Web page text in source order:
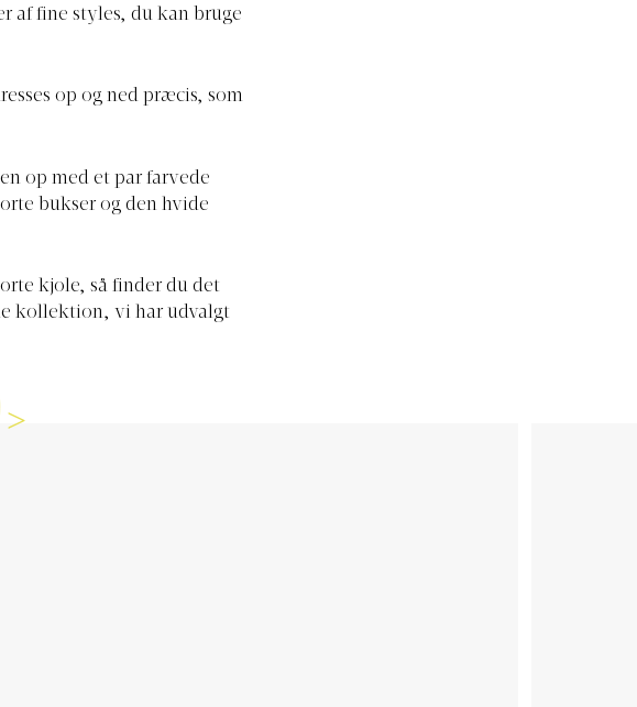
af fine styles, du kan bruge
op og ned præcis, som
op med et par farvede
bukser og den hvide
kjole, så finder du det
kollektion, vi har udvalgt